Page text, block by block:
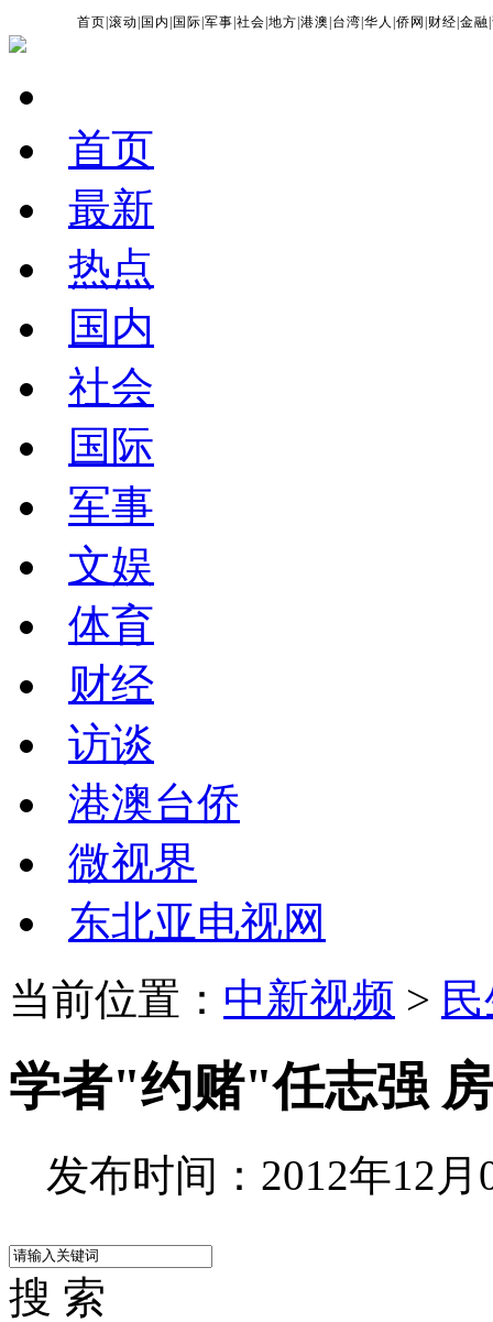
首页 |滚动 国内 国际 |军事 |社会 |地方 |港澳 台湾 |华人 |侨网 财经 |金融 |
首页
最新
热点
国内
社会
国际
军事
文娱
体育
财经
访谈
港澳台侨
微视界
东北亚电视网
当前位置： 中新视频 >
学者"约赌"任志强
发布时间：2012年12月
搜 索